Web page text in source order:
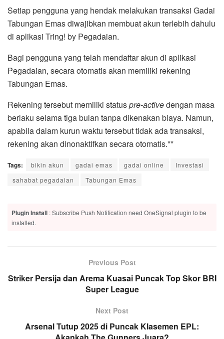
Setiap pengguna yang hendak melakukan transaksi Gadai
Tabungan Emas diwajibkan membuat akun terlebih dahulu
di aplikasi Tring! by Pegadaian.
Bagi pengguna yang telah mendaftar akun di aplikasi
Pegadaian, secara otomatis akan memiliki rekening
Tabungan Emas.
Rekening tersebut memiliki statuspre-activedengan masa
berlaku selama tiga bulan tanpa dikenakan biaya. Namun,
apabila dalam kurun waktu tersebut tidak ada transaksi,
rekening akan dinonaktifkan secara otomatis.**
Tags: bikin akun gadai emas gadai online
Investasi
sahabat pegadaian
Tabungan Emas
Plugin Install : Subscribe Push Notification need OneSignal plugin to be
installed.
Previous Post
Striker Persija dan Arema Kuasai Puncak Top Skor BRI
Super League
Next Post
Arsenal Tutup 2025 di Puncak Klasemen EPL: